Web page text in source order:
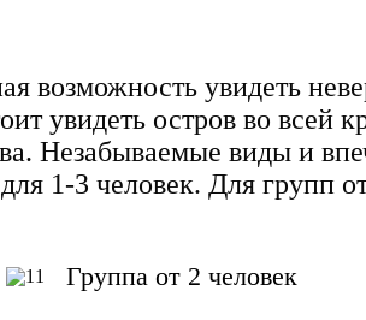
возможность увидеть
увидеть остров во всей
Незабываемые виды и
1-3 человек. Для групп
Группа от 2 человек